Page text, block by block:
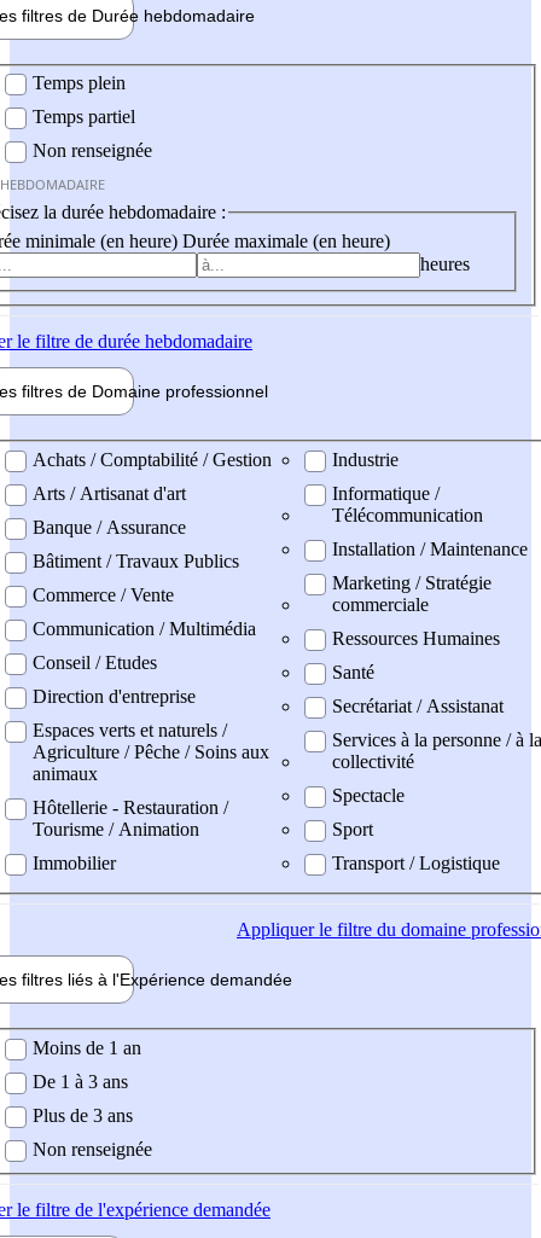
filtres de Durée hebdomadaire
Temps plein
Temps partiel
Non renseignée
la durée hebdomadaire :
minimale (en heure) Durée maximale (en heure)
heures
le filtre de durée hebdomadaire
filtres de Domaine professionnel
professionel
Achats / Comptabilité / Gestion
Arts / Artisanat d'art
Banque / Assurance
Bâtiment / Travaux Publics
Commerce / Vente
Communication / Multimédia
Conseil / Etudes
Direction d'entreprise
Espaces verts et naturels /
Agriculture / Pêche / Soins aux
animaux
Hôtellerie - Restauration /
Tourisme / Animation
Immobilier
Industrie
Informatique /
Télécommunication
Installation / Maintenance
Marketing / Stratégie
commerciale
Ressources Humaines
Santé
Secrétariat / Assistanat
Services à la personne / à la
collectivité
Spectacle
Sport
Transport / Logistique
Appliquerle filtre du domaine
filtres liés à l'Expérience demandée
demandée
Moins de 1 an
De 1 à 3 ans
Plus de 3 ans
Non renseignée
le filtre de l'expérience demandée